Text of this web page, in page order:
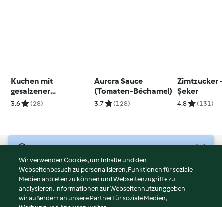
Kuchen mit
gesalzener
Karamellsauce
3.6 (28)
Aurora Sauce
(Tomaten-Béchamel)
3.7 (128)
Zimtzucker -
Şeker
4.8 (131)
Nutzungsbedingungen
Datenschutzrichtlinien
Disclaimer
Wir verwenden Cookies, um Inhalte und den
Webseitenbesuch zu personalisieren, Funktionen für soziale
Medien anbieten zu können und Webseitenzugriffe zu
analysieren. Informationen zur Webseitennutzung geben
wir außerdem an unsere Partner für soziale Medien,